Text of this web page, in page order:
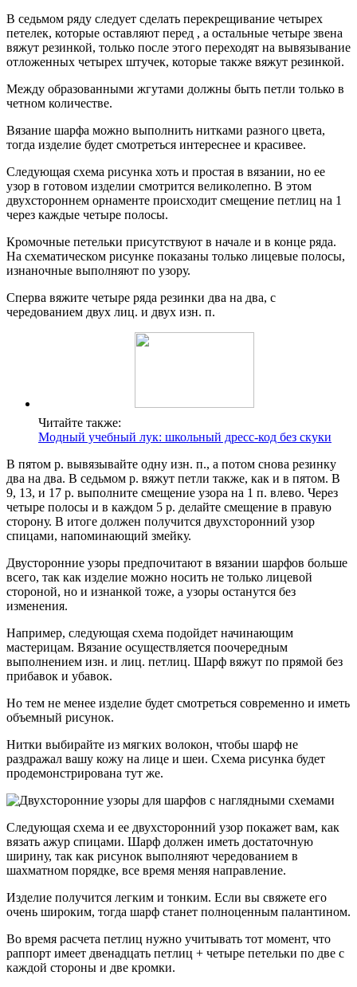
В седьмом ряду следует сделать перекрещивание четырех
петелек, которые оставляют перед , а остальные четыре звена
вяжут резинкой, только после этого переходят на вывязывание
отложенных четырех штучек, которые также вяжут резинкой.
Между образованными жгутами должны быть петли только в
четном количестве.
Вязание шарфа можно выполнить нитками разного цвета,
тогда изделие будет смотреться интереснее и красивее.
Следующая схема рисунка хоть и простая в вязании, но ее
узор в готовом изделии смотрится великолепно. В этом
двухстороннем орнаменте происходит смещение петлиц на 1
через каждые четыре полосы.
Кромочные петельки присутствуют в начале и в конце ряда.
На схематическом рисунке показаны только лицевые полосы,
изнаночные выполняют по узору.
Сперва вяжите четыре ряда резинки два на два, с
чередованием двух лиц. и двух изн. п.
Читайте также:
Модный учебный лук: школьный дресс-код без скуки
В пятом р. вывязывайте одну изн. п., а потом снова резинку
два на два. В седьмом р. вяжут петли также, как и в пятом. В
9, 13, и 17 р. выполните смещение узора на 1 п. влево. Через
четыре полосы и в каждом 5 р. делайте смещение в правую
сторону. В итоге должен получится двухсторонний узор
спицами, напоминающий змейку.
Двусторонние узоры предпочитают в вязании шарфов больше
всего, так как изделие можно носить не только лицевой
стороной, но и изнанкой тоже, а узоры останутся без
изменения.
Например, следующая схема подойдет начинающим
мастерицам. Вязание осуществляется поочередным
выполнением изн. и лиц. петлиц. Шарф вяжут по прямой без
прибавок и убавок.
Но тем не менее изделие будет смотреться современно и иметь
объемный рисунок.
Нитки выбирайте из мягких волокон, чтобы шарф не
раздражал вашу кожу на лице и шеи. Схема рисунка будет
продемонстрирована тут же.
Следующая схема и ее двухсторонний узор покажет вам, как
вязать ажур спицами. Шарф должен иметь достаточную
ширину, так как рисунок выполняют чередованием в
шахматном порядке, все время меняя направление.
Изделие получится легким и тонким. Если вы свяжете его
очень широким, тогда шарф станет полноценным палантином.
Во время расчета петлиц нужно учитывать тот момент, что
раппорт имеет двенадцать петлиц + четыре петельки по две с
каждой стороны и две кромки.